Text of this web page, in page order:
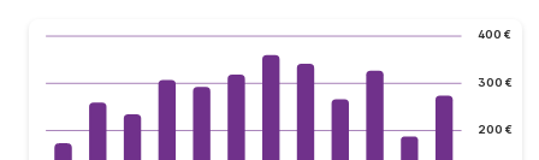
200 €
300 €
400 €